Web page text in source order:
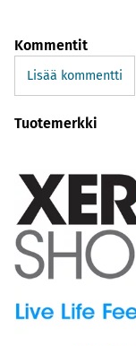
Kommentit
Lisää kommentti
Tuotemerkki